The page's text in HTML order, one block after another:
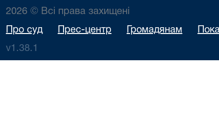
2026 © Всі права захищені
Про суд Прес-центр Громадянам
v1.38.1